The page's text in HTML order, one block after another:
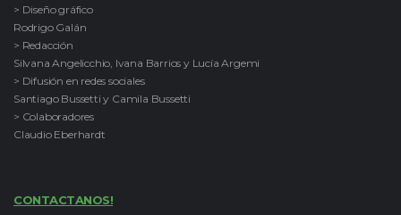
> Diseño gráfico
Rodrigo Galán
> Redacción
Silvana Angelicchio, Ivana Barrios y Lucía Argemi
> Difusión en redes sociales
Santiago Bussetti y Camila Bussetti
> Colaboradores
Claudio Eberhardt
CONTACTANOS!